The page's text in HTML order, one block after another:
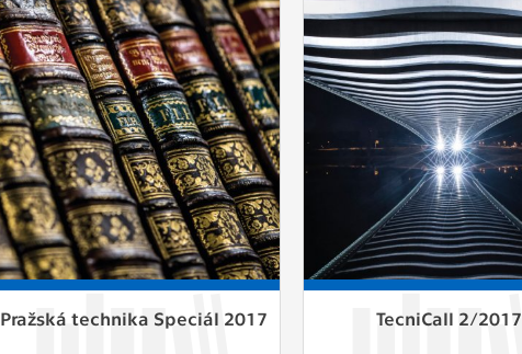
Pražská technika Speciál 2017 TecniCall 2/2017